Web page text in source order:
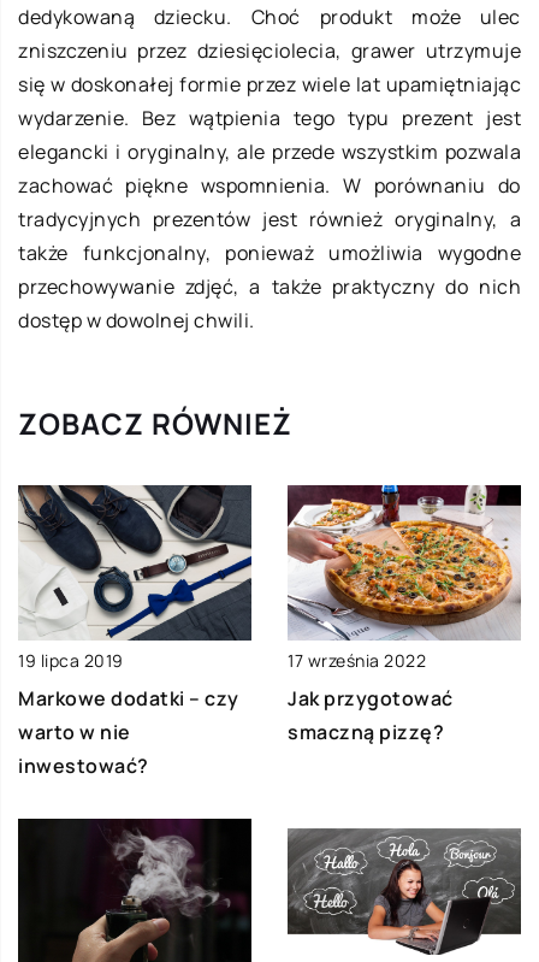
dedykowaną dziecku. Choć produkt może ulec
zniszczeniu przez dziesięciolecia, grawer utrzymuje
się w doskonałej formie przez wiele lat upamiętniając
wydarzenie. Bez wątpienia tego typu prezent jest
elegancki i oryginalny, ale przede wszystkim pozwala
zachować piękne wspomnienia. W porównaniu do
tradycyjnych prezentów jest również oryginalny, a
także funkcjonalny, ponieważ umożliwia wygodne
przechowywanie zdjęć, a także praktyczny do nich
dostęp w dowolnej chwili.
ZOBACZ RÓWNIEŻ
19 lipca 2019
Markowe dodatki – czy
warto w nie
inwestować?
17 września 2022
Jak przygotować
smaczną pizzę?